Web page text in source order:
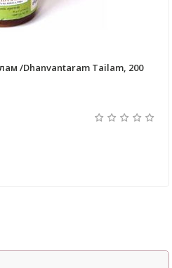
/Dhanvantaram Tailam, 200